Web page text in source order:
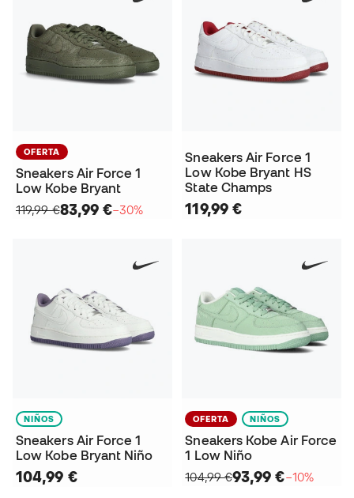
OFERTA
Sneakers Air Force 1
Low Kobe Bryant
119,99 €83,99 €−30%
Sneakers Air Force 1
Low Kobe Bryant HS
State Champs
119,99 €
NIÑOS
Sneakers Air Force 1
Low Kobe Bryant Niño
104,99 €
OFERTA NIÑOS
Sneakers Kobe Air Force
1 Low Niño
104,99 €93,99 €−10%